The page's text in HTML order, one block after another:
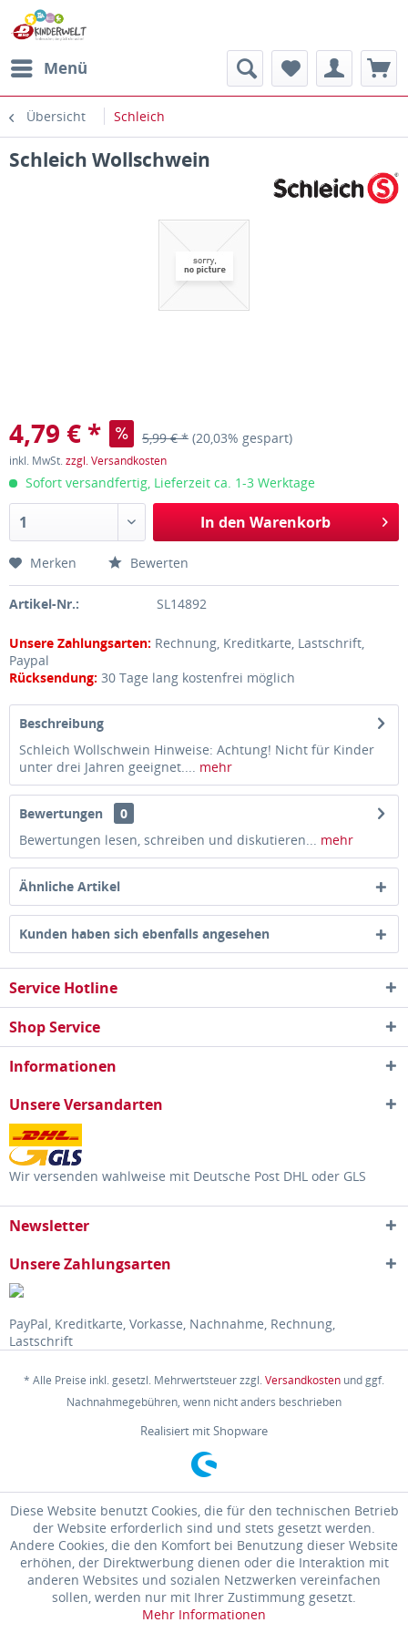
Menü
Übersicht Schleich
Schleich Wollschwein
4,79 € * 5,99 € * (20,03% gespart)
inkl. MwSt.zzgl. Versandkosten
Sofort versandfertig, Lieferzeit ca. 1-3 Werktage
In den Warenkorb
Merken Bewerten
Artikel-Nr.: SL14892
Unsere Zahlungsarten: Rechnung, Kreditkarte, Lastschrift,
Paypal
Rücksendung: 30 Tage lang kostenfrei möglich
Beschreibung
Schleich Wollschwein Hinweise: Achtung! Nicht für Kinder
unter drei Jahren geeignet.... mehr
Bewertungen
0
Bewertungen lesen, schreiben und diskutieren... mehr
Ähnliche Artikel
Kunden haben sich ebenfalls angesehen
Service Hotline
Shop Service
Informationen
Unsere Versandarten
Wir versenden wahlweise mit Deutsche Post DHL oder GLS
Newsletter
Unsere Zahlungsarten
PayPal, Kreditkarte, Vorkasse, Nachnahme, Rechnung,
Lastschrift
* Alle Preise inkl. gesetzl. Mehrwertsteuer zzgl.Versandkosten und ggf.
Nachnahmegebühren, wenn nicht anders beschrieben
Realisiert mit Shopware
Diese Website benutzt Cookies, die für den technischen Betrieb
der Website erforderlich sind und stets gesetzt werden.
Andere Cookies, die den Komfort bei Benutzung dieser Website
erhöhen, der Direktwerbung dienen oder die Interaktion mit
anderen Websites und sozialen Netzwerken vereinfachen
sollen, werden nur mit Ihrer Zustimmung gesetzt.
Mehr Informationen